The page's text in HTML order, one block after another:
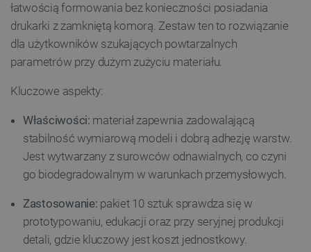
łatwością formowania bez konieczności posiadania
drukarki z zamkniętą komorą. Zestaw ten to rozwiązanie
dla użytkowników szukających powtarzalnych
parametrów przy dużym zużyciu materiału.
Kluczowe aspekty:
Właściwości: materiał zapewnia zadowalającą
stabilność wymiarową modeli i dobrą adhezję warstw.
Jest wytwarzany z surowców odnawialnych, co czyni
go biodegradowalnym w warunkach przemysłowych.
Zastosowanie: pakiet 10 sztuk sprawdza się w
prototypowaniu, edukacji oraz przy seryjnej produkcji
detali, gdzie kluczowy jest koszt jednostkowy.